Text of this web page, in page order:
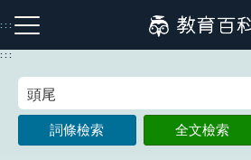
到
主
:::
注音索引圖示 筆畫索引圖示
:::
詞條檢索 全文檢索